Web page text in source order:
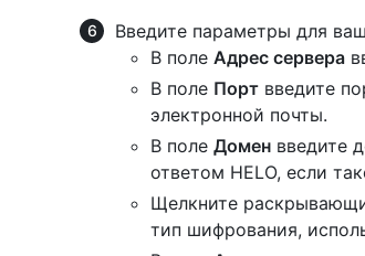
Введите параметры для
В поле Адрес сервера
В поле Порт введите
электронной почты.
В поле Домен введите
ответом HELO, если
Щелкните
тип шифрования,